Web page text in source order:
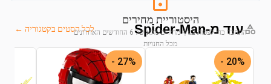
היסטוריית מחירים
התחבר כדי לצפות בגרף מחירים מלא של 6 החודשים האחרונים
מכל החנויות
התחבר לצפייה בגרף
עוד מ-Spider-Man לכל הסטים בקטגוריה ←
20% -
27% -